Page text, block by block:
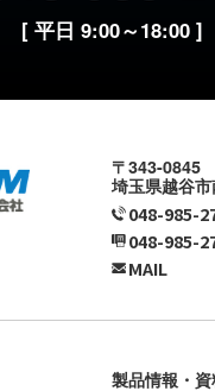
[ 平日 9:00～18:00 ]
〒343-0845
埼玉県越谷
048-985-
048-985-
MAIL
製品情報・